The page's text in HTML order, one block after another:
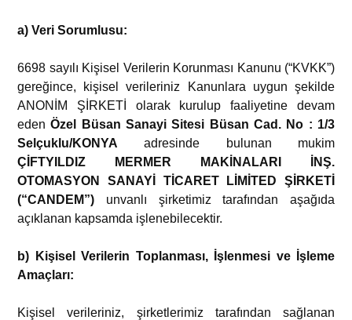
a) Veri Sorumlusu:
6698 sayılı Kişisel Verilerin Korunması Kanunu (“KVKK”)
gereğince, kişisel verileriniz Kanunlara uygun şekilde
ANONİM ŞİRKETİ olarak kurulup faaliyetine devam
edenÖzel Büsan Sanayi Sitesi Büsan Cad. No : 1/3
Selçuklu/KONYA adresinde bulunan mukim
ÇİFTYILDIZ MERMER MAKİNALARI İNŞ.
OTOMASYON SANAYİ TİCARET LİMİTED ŞİRKETİ
(“CANDEM”) unvanlı şirketimiz tarafından aşağıda
açıklanan kapsamda işlenebilecektir.
b) Kişisel Verilerin Toplanması, İşlenmesi ve İşleme
Amaçları:
Kişisel verileriniz, şirketlerimiz tarafından sağlanan